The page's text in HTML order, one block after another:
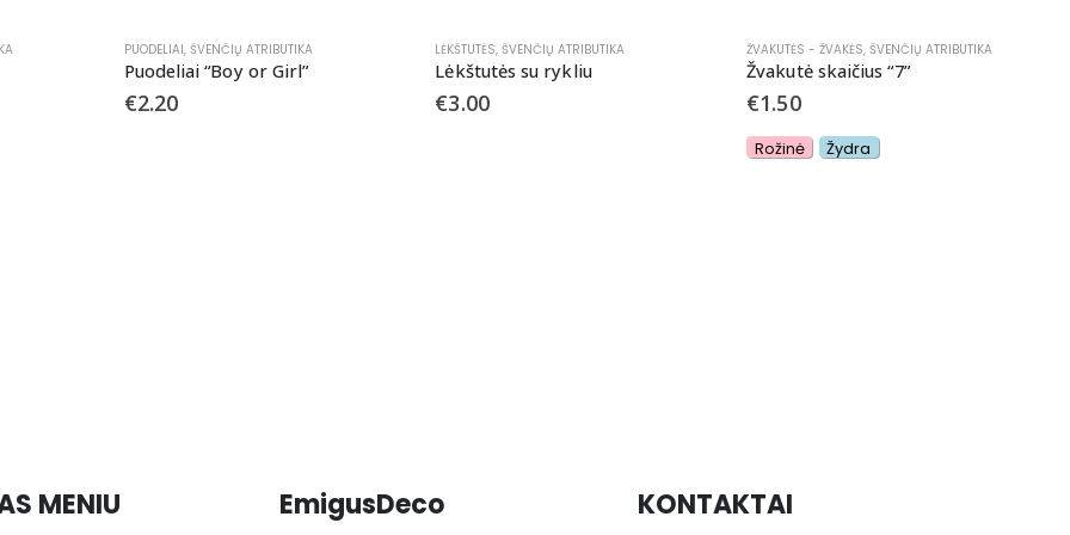
PUODELIAI, ŠVENČIŲ ATRIBUTIKA
Puodeliai “Boy or Girl”
€2.20
LĖKŠTUTĖS,ŠVENČIŲ ATRIBUTIKA
Lėkštutės su rykliu
€3.00
ŽVAKUTĖS - ŽVAKĖS,ŠVENČIŲ ATRIBUTIKA
Žvakutė skaičius “7”
€1.50
Rožinė Žydra
MENIU EmigusDeco KONTAKTAI